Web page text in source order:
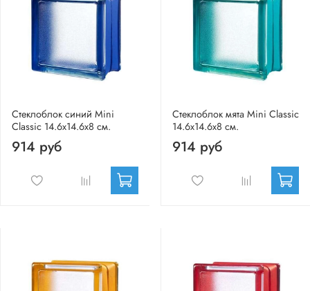
Стеклоблок синий Mini
Classic 14.6x14.6x8 см.
914 руб
Стеклоблок мята Mini Classic
14.6x14.6x8 см.
914 руб